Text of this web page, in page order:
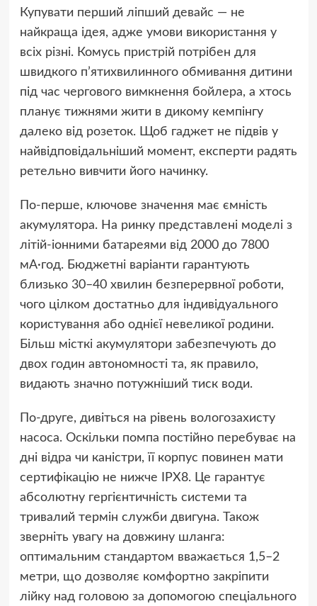
Купувати перший ліпший девайс — не
найкраща ідея, адже умови використання у
всіх різні. Комусь пристрій потрібен для
швидкого п’ятихвилинного обмивання дитини
під час чергового вимкнення бойлера, а хтось
планує тижнями жити в дикому кемпінгу
далеко від розеток. Щоб гаджет не підвів у
найвідповідальніший момент, експерти радять
ретельно вивчити його начинку.
По-перше, ключове значення має ємність
акумулятора. На ринку представлені моделі з
літій-іонними батареями від 2000 до 7800
мА·год. Бюджетні варіанти гарантують
близько 30–40 хвилин безперервної роботи,
чого цілком достатньо для індивідуального
користування або однієї невеликої родини.
Більш місткі акумулятори забезпечують до
двох годин автономності та, як правило,
видають значно потужніший тиск води.
По-друге, дивіться на рівень вологозахисту
насоса. Оскільки помпа постійно перебуває на
дні відра чи каністри, її корпус повинен мати
сертифікацію не нижче IPX8. Це гарантує
абсолютну гергієнтичність системи та
тривалий термін служби двигуна. Також
зверніть увагу на довжину шланга:
оптимальним стандартом вважається 1,5–2
метри, що дозволяє комфортно закріпити
лійку над головою за допомогою спеціального